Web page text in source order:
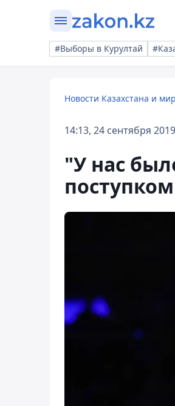
#Выборы в Курултай
Новости Казахстана и
14:13, 24 сентября 2019
"У нас